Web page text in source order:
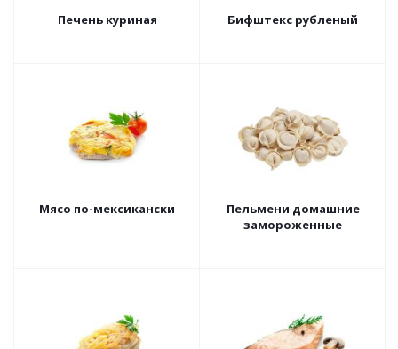
Печень куриная Бифштекс рубленый
Мясо по-мексикански
Пельмени домашние
замороженные